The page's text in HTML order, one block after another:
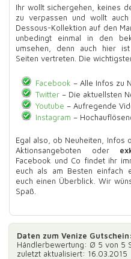
Ihr wollt sichergehen, keines
zu verpassen und wollt
Dessous-Kollektion auf den
unbedingt einmal in den
umsehen, denn auch hier
Seiten vertreten. Die
Facebook – Alle Infos zu
Twitter– Die aktuellsten
Youtube – Aufregende
Instagram –
Egal also, ob Neuheiten, Infos
Aktionsangeboten oder
Facebook und Co findet ihr
euch als am Besten einfach
euch einen Überblick. Wir
Spaß.
Daten zum Venize Gutschein:
Händlerbewertung: Ø 5 von 5
zuletzt aktualisiert: 16.03.2015